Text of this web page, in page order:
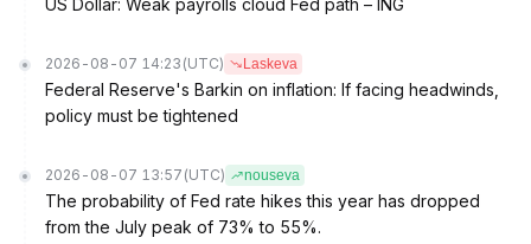
US Dollar: Weak payrolls cloud Fed path – ING
2026-08-07 14:23 (UTC) Laskeva
Federal Reserve's Barkin on inflation: If facing headwinds,
policy must be tightened
2026-08-07 13:57 (UTC) nouseva
The probability of Fed rate hikes this year has dropped
from the July peak of 73% to 55%.